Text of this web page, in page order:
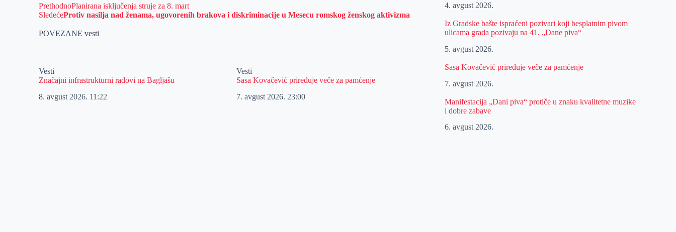
PrethodnoPlanirana isključenja struje za 8. mart
SledećeProtiv nasilja nad ženama, ugovorenih brakova i diskriminacije u Mesecu romskog ženskog aktivizma
POVEZANE vesti
Vesti
Značajni infrastrukturni radovi na Bagljašu
8. avgust 2026. 11:22
Vesti
Sasa Kovačević priređuje veče za pamćenje
7. avgust 2026. 23:00
4. avgust 2026.
Iz Gradske bašte ispraćeni pozivari koji besplatnim pivom
ulicama grada pozivaju na 41. „Dane piva“
5. avgust 2026.
Sasa Kovačević priređuje veče za pamćenje
7. avgust 2026.
Manifestacija „Dani piva“ protiče u znaku kvalitetne muzike
i dobre zabave
6. avgust 2026.